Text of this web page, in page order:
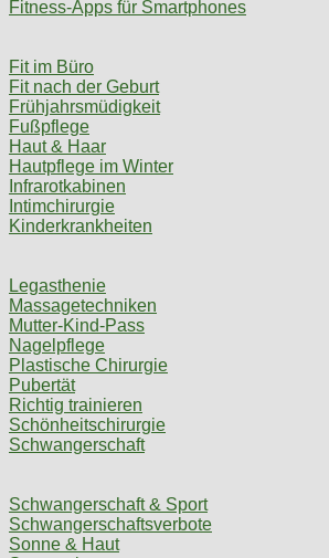
Fitness-Apps für Smartphones
Fit im Büro
Fit nach der Geburt
Frühjahrsmüdigkeit
Fußpflege
Haut & Haar
Hautpflege im Winter
Infrarotkabinen
Intimchirurgie
Kinderkrankheiten
Legasthenie
Massagetechniken
Mutter-Kind-Pass
Nagelpflege
Plastische Chirurgie
Pubertät
Richtig trainieren
Schönheitschirurgie
Schwangerschaft
Schwangerschaft & Sport
Schwangerschaftsverbote
Sonne & Haut